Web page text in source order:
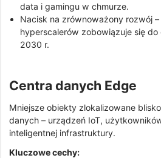
data i gamingu w chmurze.
Nacisk na zrównoważony rozwój
hyperscalerów zobowiązuje się
2030 r.
Centra danych Edge
Mniejsze obiekty zlokalizowane
danych – urządzeń IoT,
inteligentnej infrastruktury.
Kluczowe cechy: